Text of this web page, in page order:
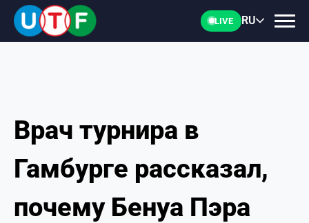
LIVE RU
ГЛАВНАЯ
ФТУ
НОВОСТИ
Врач турнира в
Гамбурге рассказал,
почему Бенуа Пэра